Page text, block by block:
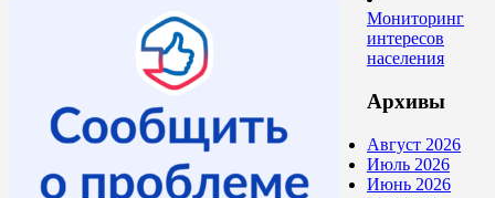
Мониторинг
интересов
населения
Архивы
Август 2026
Июль 2026
Июнь 2026